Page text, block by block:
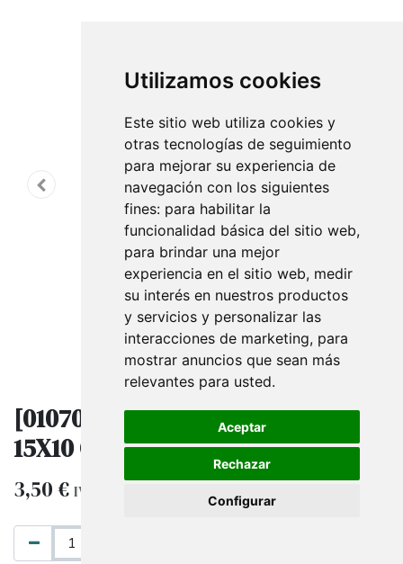
Utilizamos cookies
Este sitio web utiliza cookies y
otras tecnologías de seguimiento
para mejorar su experiencia de
navegación con los siguientes
fines: para habilitar la
funcionalidad básica del sitio web,
para brindar una mejor
experiencia en el sitio web, medir
su interés en nuestros productos
y servicios y personalizar las
interacciones de marketing, para
mostrar anuncios que sean más
relevantes para usted.
Aceptar
Rechazar
Configurar
[010705] Bolsas Metalizadas Plata
15X10 Cm 100 Unidades
3,50€ IVA excluido